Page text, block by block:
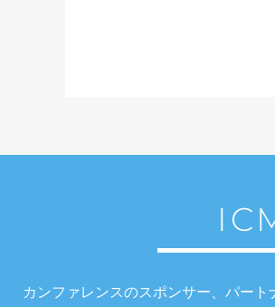
カンファレンスのスポンサー、パー